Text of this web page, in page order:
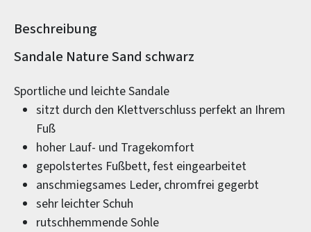
Beschreibung
Produktinformationen
Sandale Nature Sand schwarz
Sportliche und leichte Sandale
sitzt durch den Klettverschluss perfekt an Ihrem
Fuß
hoher Lauf- und Tragekomfort
gepolstertes Fußbett, fest eingearbeitet
anschmiegsames Leder, chromfrei gegerbt
sehr leichter Schuh
rutschhemmende Sohle